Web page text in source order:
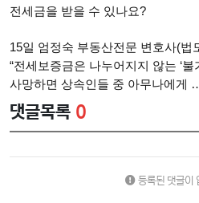
전세금을 받을 수 있나요?
15일 엄정숙 부동산전문 변호사(법
“전세보증금은 나누어지지 않는 ‘불
사망하면 상속인들 중 아무나에게
댓글목록 0
등록된 댓글이